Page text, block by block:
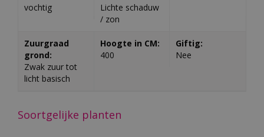
vochtig
Lichte schaduw
/ zon
Zuurgraad
grond:
Zwak zuur tot
licht basisch
Hoogte in CM:
400
Giftig:
Nee
Soortgelijke planten